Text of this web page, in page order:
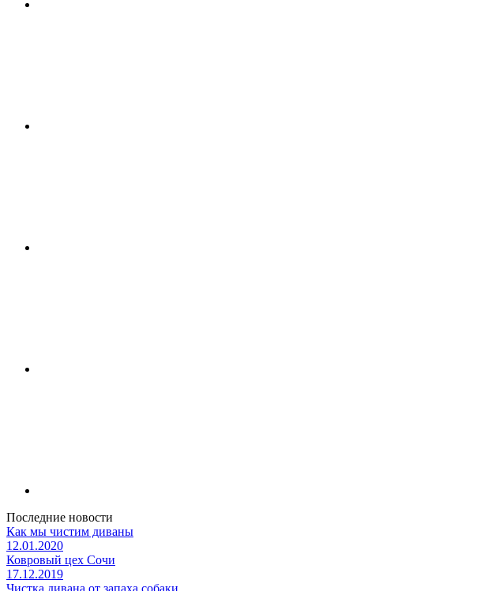
Последние новости
Как мы чистим диваны
12.01.2020
Ковровый цех Сочи
17.12.2019
Чистка дивана от запаха собаки